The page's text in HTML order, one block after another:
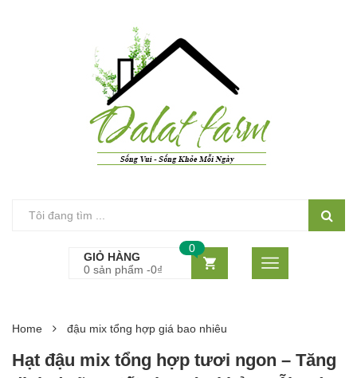
GIỎ HÀNG
0 sản phẩm -0₫
0
Home đậu mix tổng hợp giá bao nhiêu
Hạt đậu mix tổng hợp tươi ngon – Tăng